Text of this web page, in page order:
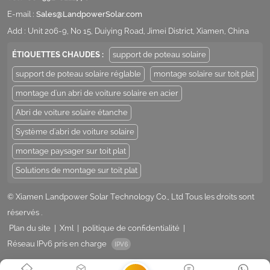
E-mail : Sales@LandpowerSolar.com
Add : Unit 206-9, No 15, Duiying Road, Jimei District, Xiamen, China
ÉTIQUETTES CHAUDES : support de poteau solaire
support de poteau solaire réglable montage solaire sur toit plat
montage d'un abri de voiture solaire en acier
Abri de voiture solaire étanche
Système d'abri de voiture solaire
montage paysager sur toit plat
Solutions de montage sur toit plat
© Xiamen Landpower Solar Technology Co., Ltd Tous les droits sont
réservés .
Plan du site
Xml politique de confidentialité
Réseau IPv6 pris en charge